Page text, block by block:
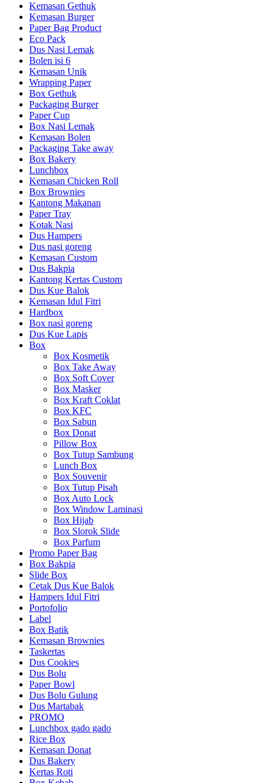
Kemasan Gethuk
Kemasan Burger
Paper Bag Product
Eco Pack
Dus Nasi Lemak
Bolen isi 6
Kemasan Unik
Wrapping Paper
Box Gethuk
Packaging Burger
Paper Cup
Box Nasi Lemak
Kemasan Bolen
Packaging Take away
Box Bakery
Lunchbox
Kemasan Chicken Roll
Box Brownies
Kantong Makanan
Paper Tray
Kotak Nasi
Dus Hampers
Dus nasi goreng
Kemasan Custom
Dus Bakpia
Kantong Kertas Custom
Dus Kue Balok
Kemasan Idul Fitri
Hardbox
Box nasi goreng
Dus Kue Lapis
Box
Box Kosmetik
Box Take Away
Box Soft Cover
Box Masker
Box Kraft Coklat
Box KFC
Box Sabun
Box Donat
Pillow Box
Box Tutup Sambung
Lunch Box
Box Souvenir
Box Tutup Pisah
Box Auto Lock
Box Window Laminasi
Box Hijab
Box Slorok Slide
Box Parfum
Promo Paper Bag
Box Bakpia
Slide Box
Cetak Dus Kue Balok
Hampers Idul Fitri
Portofolio
Label
Box Batik
Kemasan Brownies
Taskertas
Dus Cookies
Dus Bolu
Paper Bowl
Dus Bolu Gulung
Dus Martabak
PROMO
Lunchbox gado gado
Rice Box
Kemasan Donat
Dus Bakery
Kertas Roti